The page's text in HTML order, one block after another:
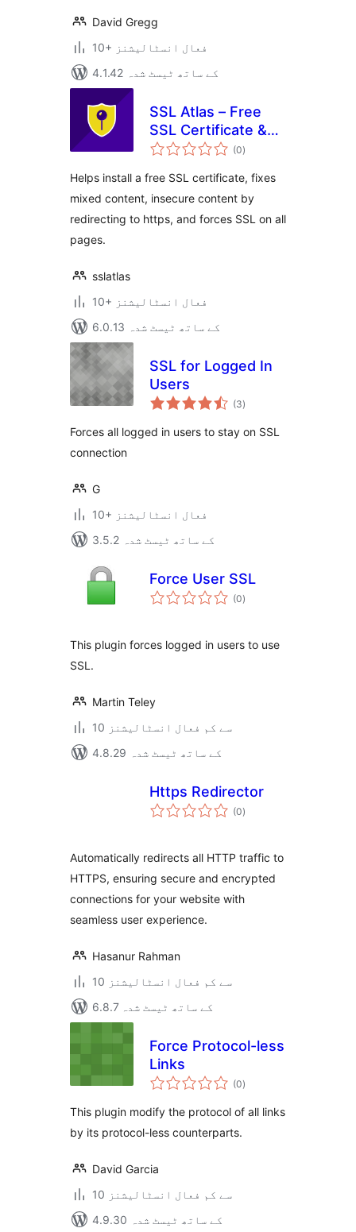
David Gregg
10+ فعال انسٹالیشنز
4.1.42 کے ساتھ ٹیسٹ شدہ
SSL Atlas – Free
SSL Certificate &
HTTPS Redirect for
(0مجموعی
درجہ
)
Helps install a free SSL certificate, fixes
mixed content, insecure content by
redirecting to https, and forces SSL on all
pages.
sslatlas
10+ فعال انسٹالیشنز
6.0.13 کے ساتھ ٹیسٹ شدہ
SSL for Logged In
Users
(3مجموعی
درجہ
)
Forces all logged in users to stay on SSL
connection
G
10+ فعال انسٹالیشنز
3.5.2 کے ساتھ ٹیسٹ شدہ
Force User SSL
(0مجموعی
درجہ
)
This plugin forces logged in users to use
SSL.
Martin Teley
10 سے کم فعال انسٹالیشنز
4.8.29 کے ساتھ ٹیسٹ شدہ
Https Redirector
(0مجموعی
درجہ
)
Automatically redirects all HTTP traffic to
HTTPS, ensuring secure and encrypted
connections for your website with
seamless user experience.
Hasanur Rahman
10 سے کم فعال انسٹالیشنز
6.8.7 کے ساتھ ٹیسٹ شدہ
Force Protocol-less
Links
(0مجموعی
درجہ
)
This plugin modify the protocol of all links
by its protocol-less counterparts.
David Garcia
10 سے کم فعال انسٹالیشنز
4.9.30 کے ساتھ ٹیسٹ شدہ